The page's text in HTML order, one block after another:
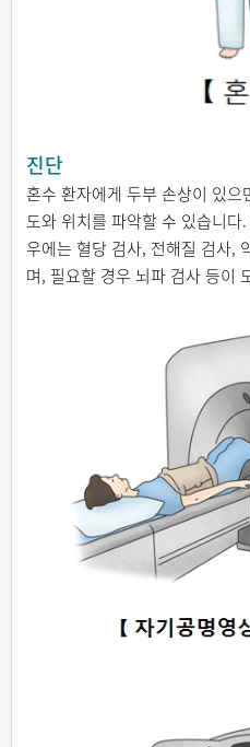
진단
혼수 환자에게 두부 손상이 있으
도와 위치를 파악할 수 있습니
우에는 혈당 검사, 전해질 검사,
며, 필요할 경우 뇌파 검사 등이